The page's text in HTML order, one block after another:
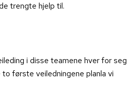
trengte hjelp til.
i disse teamene hver for seg
første veiledningene planla vi